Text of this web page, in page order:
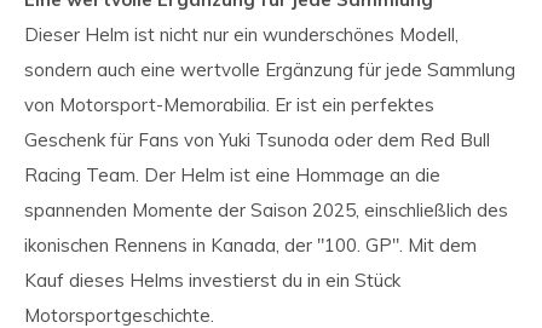
Dieser Helm ist nicht nur ein wunderschönes Modell,
sondern auch eine wertvolle Ergänzung für jede Sammlung
von Motorsport-Memorabilia. Er ist ein perfektes
Geschenk für Fans von Yuki Tsunoda oder dem Red Bull
Racing Team. Der Helm ist eine Hommage an die
spannenden Momente der Saison 2025, einschließlich des
ikonischen Rennens in Kanada, der "100. GP". Mit dem
Kauf dieses Helms investierst du in ein Stück
Motorsportgeschichte.